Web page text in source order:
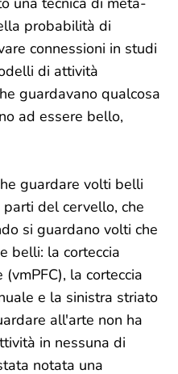
probabilità di
connessioni in studi
di attività
guardavano qualcosa
ad essere bello,
guardare volti belli
del cervello, che
si guardano volti che
belli: la corteccia
la corteccia
e la sinistra striato
all'arte non ha
in nessuna di
notata una